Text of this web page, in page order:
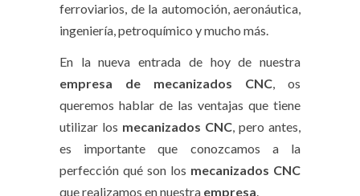
ferroviarios, de la automoción, aeronáutica,
ingeniería, petroquímico y mucho más.
En la nueva entrada de hoy de nuestra
empresa de mecanizados CNC, os
queremos hablar de las ventajas que tiene
utilizar los mecanizados CNC, pero antes,
es importante que conozcamos a la
perfección qué son los mecanizados CNC
que realizamos en nuestra empresa.